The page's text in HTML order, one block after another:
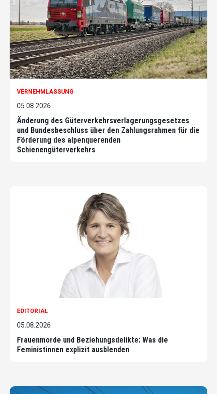
VERNEHMLASSUNG
05.08.2026
Änderung des Güterverkehrsverlagerungsgesetzes
und Bundesbeschluss über den Zahlungsrahmen für die
Förderung des alpenquerenden
Schienengüterverkehrs
EDITORIAL
05.08.2026
Frauenmorde und Beziehungsdelikte: Was die
Feministinnen explizit ausblenden